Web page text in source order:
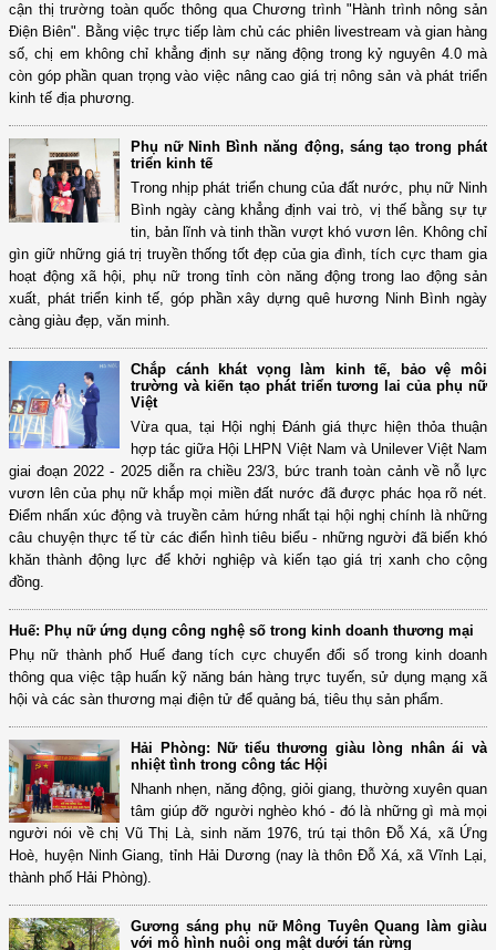
cận thị trường toàn quốc thông qua Chương trình "Hành trình nông sản
Điện Biên". Bằng việc trực tiếp làm chủ các phiên livestream và gian hàng
số, chị em không chỉ khẳng định sự năng động trong kỷ nguyên 4.0 mà
còn góp phần quan trọng vào việc nâng cao giá trị nông sản và phát triển
kinh tế địa phương.
Phụ nữ Ninh Bình năng động, sáng tạo trong phát
triển kinh tế
Trong nhịp phát triển chung của đất nước, phụ nữ Ninh
Bình ngày càng khẳng định vai trò, vị thế bằng sự tự
tin, bản lĩnh và tinh thần vượt khó vươn lên. Không chỉ
gìn giữ những giá trị truyền thống tốt đẹp của gia đình, tích cực tham gia
hoạt động xã hội, phụ nữ trong tỉnh còn năng động trong lao động sản
xuất, phát triển kinh tế, góp phần xây dựng quê hương Ninh Bình ngày
càng giàu đẹp, văn minh.
Chắp cánh khát vọng làm kinh tế, bảo vệ môi
trường và kiến tạo phát triển tương lai của phụ nữ
Việt
Vừa qua, tại Hội nghị Đánh giá thực hiện thỏa thuận
hợp tác giữa Hội LHPN Việt Nam và Unilever Việt Nam
giai đoạn 2022 - 2025 diễn ra chiều 23/3, bức tranh toàn cảnh về nỗ lực
vươn lên của phụ nữ khắp mọi miền đất nước đã được phác họa rõ nét.
Điểm nhấn xúc động và truyền cảm hứng nhất tại hội nghị chính là những
câu chuyện thực tế từ các điển hình tiêu biểu - những người đã biến khó
khăn thành động lực để khởi nghiệp và kiến tạo giá trị xanh cho cộng
đồng.
Huế: Phụ nữ ứng dụng công nghệ số trong kinh doanh thương mại
Phụ nữ thành phố Huế đang tích cực chuyển đổi số trong kinh doanh
thông qua việc tập huấn kỹ năng bán hàng trực tuyến, sử dụng mạng xã
hội và các sàn thương mại điện tử để quảng bá, tiêu thụ sản phẩm.
Hải Phòng: Nữ tiểu thương giàu lòng nhân ái và
nhiệt tình trong công tác Hội
Nhanh nhẹn, năng động, giỏi giang, thường xuyên quan
tâm giúp đỡ người nghèo khó - đó là những gì mà mọi
người nói về chị Vũ Thị Là, sinh năm 1976, trú tại thôn Đỗ Xá, xã Ứng
Hoè, huyện Ninh Giang, tỉnh Hải Dương (nay là thôn Đỗ Xá, xã Vĩnh Lại,
thành phố Hải Phòng).
Gương sáng phụ nữ Mông Tuyên Quang làm giàu
với mô hình nuôi ong mật dưới tán rừng